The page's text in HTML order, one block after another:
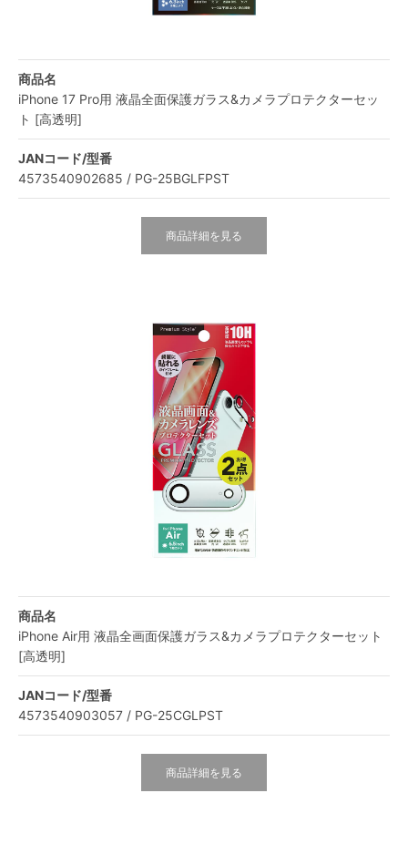
商品名
iPhone 17 Pro用 液晶全面保護ガラス&カメラプロテクターセッ
ト [高透明]
JANコード/型番
4573540902685 / PG-25BGLFPST
商品詳細を見る
商品名
iPhone Air用 液晶全画面保護ガラス&カメラプロテクターセット
[高透明]
JANコード/型番
4573540903057 / PG-25CGLPST
商品詳細を見る